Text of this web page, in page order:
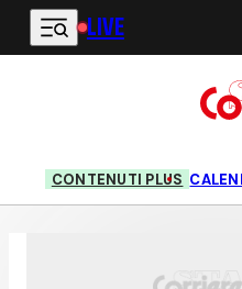
Vai al contenuto principale
LIVE
CONTENUTI PLUS